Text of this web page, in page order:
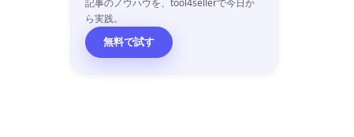
ら実践。
無料で試す